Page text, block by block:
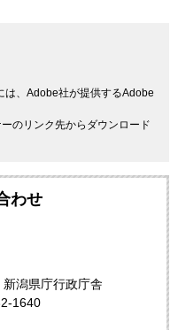
は、Adobe社が提供するAdobe
のリンク先からダウンロード
わせ
潟県庁行政庁舎
1640